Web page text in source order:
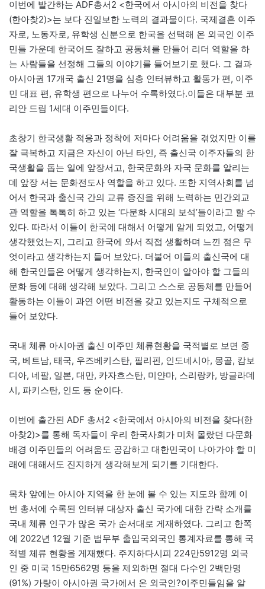
이번에 발간하는 ADF총서2 <한국에서 아시아의 비전을 찾다
(한아찾2)>는 보다 진일보한 노력의 결과물이다. 국제결혼 이주
자로, 노동자로, 유학생 신분으로 한국을 선택해 온 외국인 이주
민들 가운데 한국어도 잘하고 공동체를 만들어 리더 역할을 하
는 사람들을 선정해 그들의 이야기를 들어보기로 했다. 그 결과
아시아권 17개국 출신 21명을 심층 인터뷰하고 활동가 편, 이주
민 대표 편, 유학생 편으로 나누어 수록하였다.이들은 대부분 코
리안 드림 1세대 이주민들이다.
초창기 한국생활 적응과 정착에 저마다 어려움을 겪었지만 이를
잘 극복하고 지금은 자신이 아닌 타인, 즉 출신국 이주자들의 한
국생활을 돕는 일에 앞장서고, 한국문화와 자국 문화를 알리는
데 앞장 서는 문화전도사 역할을 하고 있다. 또한 지역사회를 넘
어서 한국과 출신국 간의 교류 증진을 위해 노력하는 민간외교
관 역할을 톡톡히 하고 있는 ‘다문화 시대의 보석’들이라고 할 수
있다. 따라서 이들이 한국에 대해서 어떻게 알게 되었고, 어떻게
생각했었는지, 그리고 한국에 와서 직접 생활하며 느낀 점은 무
엇이라고 생각하는지 들어 보았다. 더불어 이들의 출신국에 대
해 한국인들은 어떻게 생각하는지, 한국인이 알아야 할 그들의
문화 등에 대해 생각해 보았다. 그리고 스스로 공동체를 만들어
활동하는 이들이 과연 어떤 비전을 갖고 있는지도 구체적으로
들어 보았다.
국내 체류 아시아권 출신 이주민 체류현황을 국적별로 보면 중
국, 베트남, 태국, 우즈베키스탄, 필리핀, 인도네시아, 몽골, 캄보
디아, 네팔, 일본, 대만, 카자흐스탄, 미얀마, 스리랑카, 방글라데
시, 파키스탄, 인도 등 순이다.
이번에 출간된 ADF 총서2 <한국에서 아시아의 비전을 찾다(한
아찾2)>를 통해 독자들이 우리 한국사회가 미처 몰랐던 다문화
배경 이주민들의 어려움도 공감하고 대한민국이 나아가야 할 미
래에 대해서도 진지하게 생각해보게 되기를 기대한다.
목차 앞에는 아시아 지역을 한 눈에 볼 수 있는 지도와 함께 이
번 총서에 수록된 인터뷰 대상자 출신 국가에 대한 간략 소개를
국내 체류 인구가 많은 국가 순서대로 게재하였다. 그리고 한쪽
에 2022년 12월 기준 법무부 출입국외국인 통계자료를 통해 국
적별 체류 현황을 게재했다. 주지하다시피 224만5912명 외국
인 중 미국 15만6562명 등을 제외하면 절대 다수인 2백만명
(91%) 가량이 아시아권 국가에서 온 외국인?이주민들임을 알